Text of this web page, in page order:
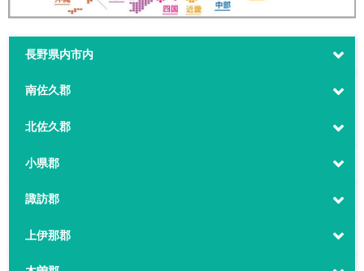
長野県内市内
南佐久郡
北佐久郡
小県郡
諏訪郡
上伊那郡